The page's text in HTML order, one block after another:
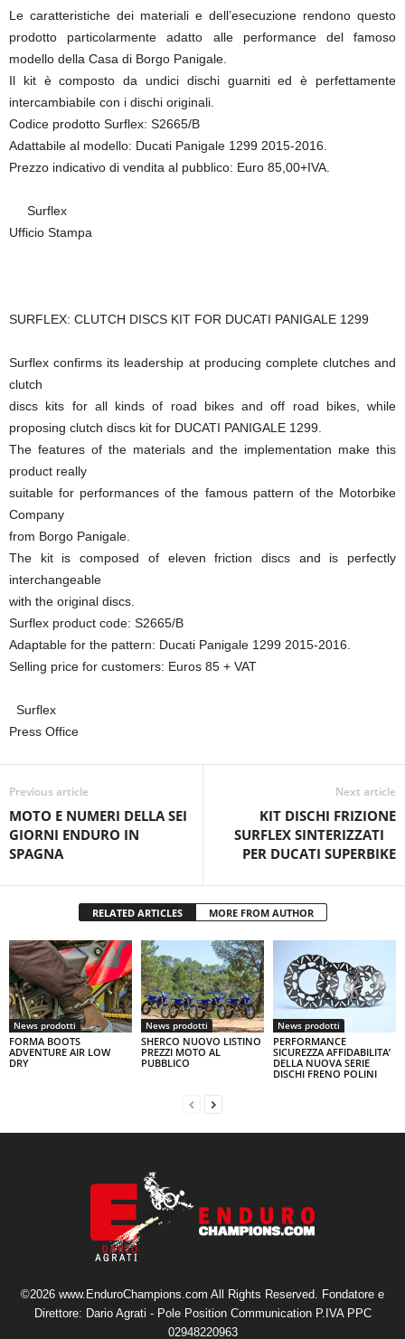
Le caratteristiche dei materiali e dell’esecuzione rendono questo
prodotto particolarmente adatto alle performance del famoso
modello della Casa di Borgo Panigale.
Il kit è composto da undici dischi guarniti ed è perfettamente
intercambiabile con i dischi originali.
Codice prodotto Surflex: S2665/B
Adattabile al modello: Ducati Panigale 1299 2015-2016.
Prezzo indicativo di vendita al pubblico: Euro 85,00+IVA.
Surflex
Ufficio Stampa
SURFLEX: CLUTCH DISCS KIT FOR DUCATI PANIGALE 1299
Surflex confirms its leadership at producing complete clutches and
clutch
discs kits for all kinds of road bikes and off road bikes, while
proposing clutch discs kit for DUCATI PANIGALE 1299.
The features of the materials and the implementation make this
product really
suitable for performances of the famous pattern of the Motorbike
Company
from Borgo Panigale.
The kit is composed of eleven friction discs and is perfectly
interchangeable
with the original discs.
Surflex product code: S2665/B
Adaptable for the pattern: Ducati Panigale 1299 2015-2016.
Selling price for customers: Euros 85 + VAT
Surflex
Press Office
Previous article
MOTO E NUMERI DELLA SEI
GIORNI ENDURO IN
SPAGNA
Next article
KIT DISCHI FRIZIONE
SURFLEX SINTERIZZATI
PER DUCATI SUPERBIKE
RELATED ARTICLES MORE FROM AUTHOR
News prodotti
FORMA BOOTS
ADVENTURE AIR LOW
DRY
News prodotti
SHERCO NUOVO LISTINO
PREZZI MOTO AL
PUBBLICO
News prodotti
PERFORMANCE
SICUREZZA AFFIDABILITA’
DELLA NUOVA SERIE
DISCHI FRENO POLINI
©2026 www.EnduroChampions.com All Rights Reserved. Fondatore e
Direttore: Dario Agrati - Pole Position Communication P.IVA PPC
02948220963